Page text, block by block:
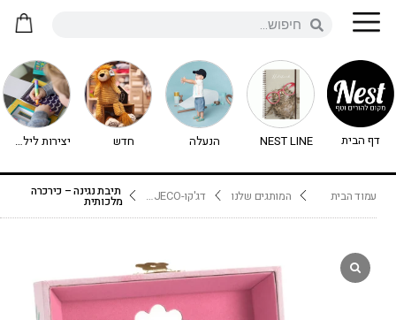
דף הבית NEST LINE הנעלה חדש יצירות לילדים - יצירה לילדים
עמוד הבית המותגים שלנו דג'קו-DJECO נימיגו תיבת נגינה – כירכרה
מלכותית